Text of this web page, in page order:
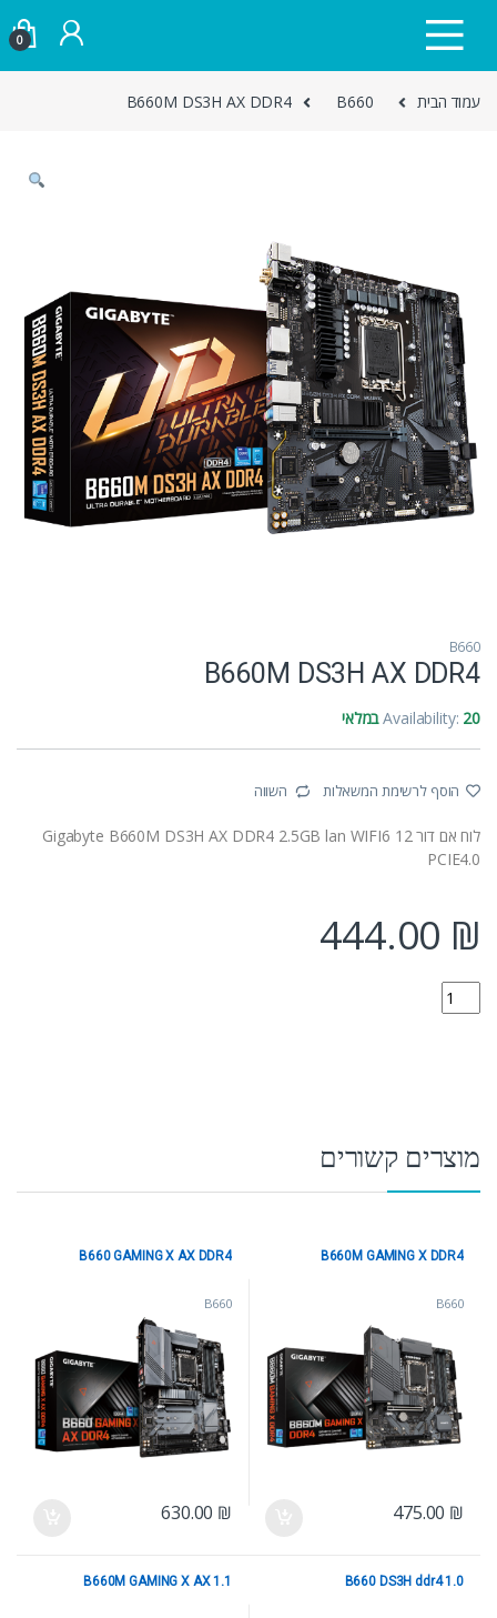
0
עמוד הבית B660
B660M DS3H AX DDR4
B660
B660M DS3H AX DDR4
Availability: 20 במלאי
הוסף לרשימת המשאלות השווה
לוח אם דור 12 Gigabyte B660M DS3H AX DDR4 2.5GB lan WIFI6
PCIE4.0
444.00 ₪
B660M DS3H AX DDR4 quantity
מוצרים קשורים
B660
B660M GAMING X DDR4
475.00 ₪
B660
B660 GAMING X AX DDR4
630.00 ₪
B660 DS3H ddr4 1.0
B660M GAMING X AX 1.1